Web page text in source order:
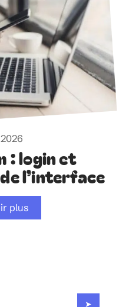
: login et
l’interface
plus